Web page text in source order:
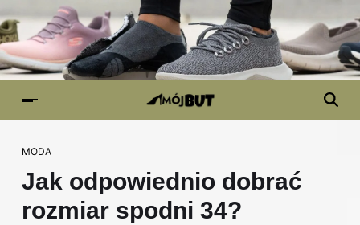
MODA
Jak odpowiednio dobrać
rozmiar spodni 34?